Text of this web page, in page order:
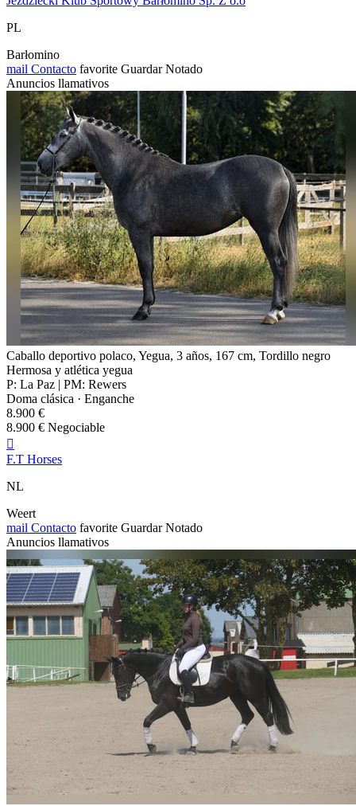
PL
Barłomino
mail Contacto favorite Guardar Notado
Anuncios llamativos
Caballo deportivo polaco, Yegua, 3 años, 167 cm, Tordillo negro
Hermosa y atlética yegua
P: La Paz | PM: Rewers
Doma clásica · Enganche
8.900 €
8.900 € Negociable

F.T Horses
NL
Weert
mail Contacto favorite Guardar Notado
Anuncios llamativos